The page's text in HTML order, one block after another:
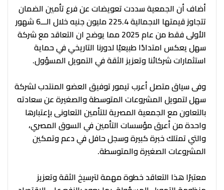
أضاف أن الجمعية سددت تعويضات عن فرع تأمين الضمان
تتجاوز قيمتها الاجمالية 225.4 مليون جنيه خلال الـــ6 شهور
الأولى فقط من عام 2025 مما يوضح ان التعاقد مع شركة
سهل يعكس امتدادًا طبيعيًا لدورنا التاريخي في حماية
استثمارات شركائنا وتعزيز الثقة في التمويل المسؤول.
وفى سياق متصل أعرب تيمور توفيق العضو المنتدب لشركة
سهل لتمويل المشروعات المتوسطة والصغيرة عن سعادته
بالتعاون مع الجمعية المصرية للتأمين التعاونى بإعتبارها
واحدة من أعرق مؤسسات التأمين في السوق المصري،
والتي تمتلك خبرة كبيرة وسجل حافل في دعم وتمكين
المشروعات الصغيرة والمتوسطة.
معتبرًا هذا التعاقد خطوة مهمة لترسيخ الثقة وتعزيز